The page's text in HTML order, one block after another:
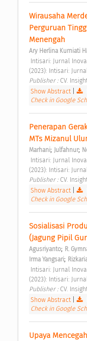
Wirausaha
Perguruan
Menengah
Ary Herlina Kurniati
(2023): Intisari:
Publisher : CV.
Show Abstract|
Check in Google
Penerapan
MTs Mizanul
Marhani; Julfahnur;
(2023): Intisari:
Publisher : CV.
Show Abstract|
Check in Google
Sosialisasi
(Jagung Pipil
Agusriyanto; R.
Irma Yangsari;
(2023): Intisari:
Publisher : CV.
Show Abstract|
Check in Google
Upaya